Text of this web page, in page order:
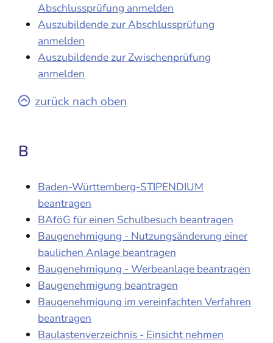
Abschlussprüfung anmelden
Auszubildende zur Abschlussprüfung
anmelden
Auszubildende zur Zwischenprüfung
anmelden
zurück nach oben
B
Baden-Württemberg-STIPENDIUM
beantragen
BAföG für einen Schulbesuch beantragen
Baugenehmigung - Nutzungsänderung einer
baulichen Anlage beantragen
Baugenehmigung - Werbeanlage beantragen
Baugenehmigung beantragen
Baugenehmigung im vereinfachten Verfahren
beantragen
Baulastenverzeichnis - Einsicht nehmen